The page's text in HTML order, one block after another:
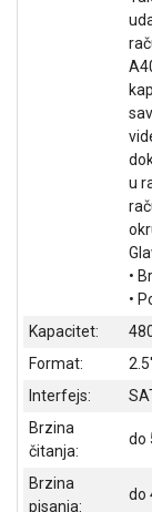
u
•
•
Kapacitet:
Format:
Interfejs:
Brzina
čitanja:
do
Brzina
pisanja:
do